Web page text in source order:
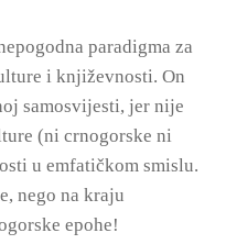
paradigma za
i književnosti. On
samosvijesti, jer nije
(ni crnogorske ni
u emfatičkom smislu.
nego na kraju
epohe!